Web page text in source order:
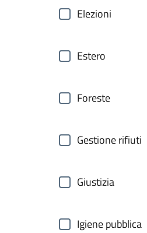
Elezioni
Estero
Foreste
Gestione rifiuti
Giustizia
Igiene pubblica